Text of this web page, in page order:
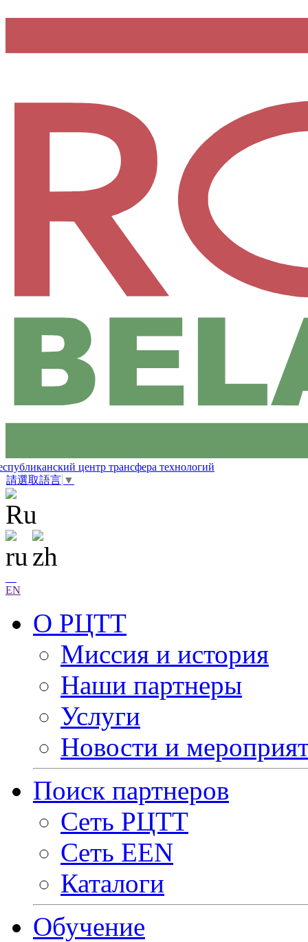
центр трансфера технологий
請選取語言 ▼
EN
О РЦТТ
Миссия и история
Наши партнеры
Услуги
Новости и
Поиск партнеров
Сеть РЦТТ
Сеть EEN
Каталоги
Обучение